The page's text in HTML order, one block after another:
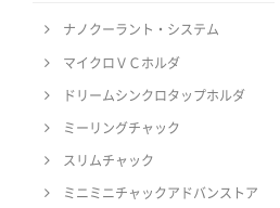
ナノクーラント・システム
マイクロＶＣホルダ
ドリームシンクロタップホルダ
ミーリングチャック
スリムチャック
ミニミニチャックアドバンストア